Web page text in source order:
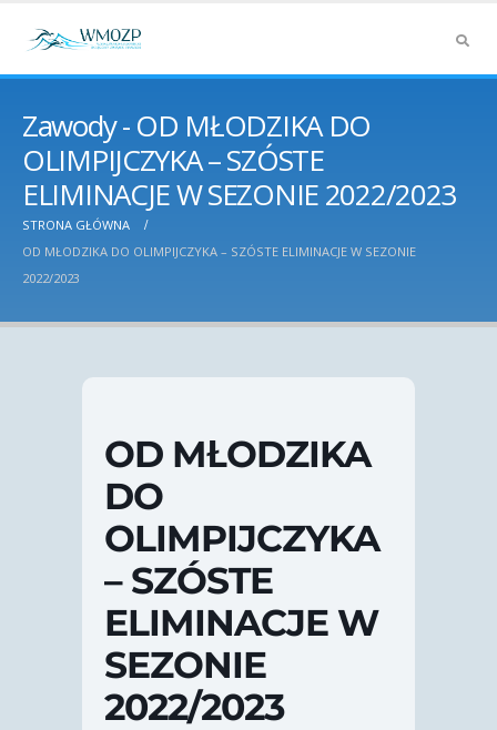
Zawody - OD MŁODZIKA DO
OLIMPIJCZYKA – SZÓSTE
ELIMINACJE W SEZONIE 2022/2023
STRONA GŁÓWNA
OD MŁODZIKA DO OLIMPIJCZYKA – SZÓSTE ELIMINACJE W SEZONIE
2022/2023
OD MŁODZIKA
DO
OLIMPIJCZYKA
– SZÓSTE
ELIMINACJE W
SEZONIE
2022/2023